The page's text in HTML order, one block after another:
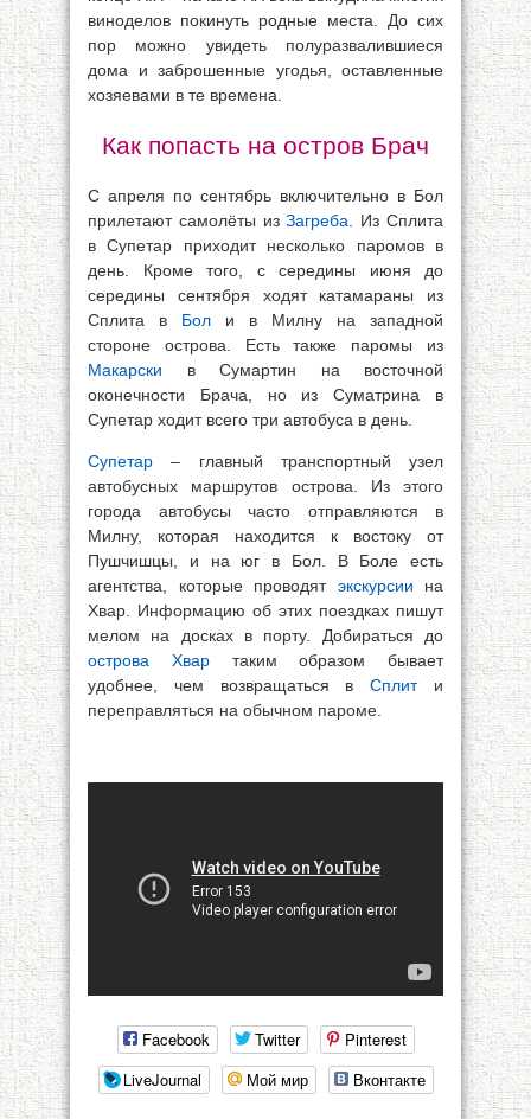
виноделов покинуть родные места. До сих
пор можно увидеть полуразвалившиеся
дома и заброшенные угодья, оставленные
хозяевами в те времена.
Как попасть на остров Брач
С апреля по сентябрь включительно в Бол
прилетают самолёты изЗагреба. Из Сплита
в Супетар приходит несколько паромов в
день. Кроме того, с середины июня до
середины сентября ходят катамараны из
Сплита в Бол и в Милну на западной
стороне острова. Есть также паромы из
Макарски в Сумартин на восточной
оконечности Брача, но из Суматрина в
Супетар ходит всего три автобуса в день.
Супетар – главный транспортный узел
автобусных маршрутов острова. Из этого
города автобусы часто отправляются в
Милну, которая находится к востоку от
Пушчишцы, и на юг в Бол. В Боле есть
агентства, которые проводят экскурсии на
Хвар. Информацию об этих поездках пишут
мелом на досках в порту. Добираться до
острова Хвартаким образом бывает
удобнее, чем возвращаться вСплити
переправляться на обычном пароме.
Facebook Twitter
Pinterest
LiveJournal
Мой мир Вконтакте